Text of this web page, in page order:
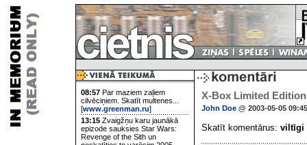
08:57 Par maziem zaļiem
cilvēciņiem. Skatīt multenes...
[www.greenman.ru]
13:15 Zvaigžņu karu jaunākā
epizode sauksies Star Wars:
Revenge of the Sith un
X-Box Limited Edition
John Doe @ 2003-05-05 09:45
Skatīt komentārus: viltīgi